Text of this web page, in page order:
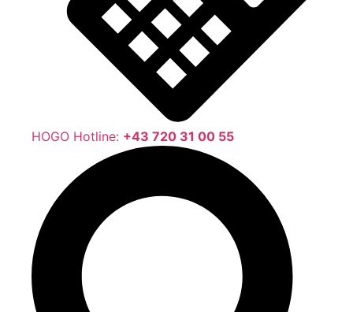
HOGO Hotline: +43 720 31 00 55